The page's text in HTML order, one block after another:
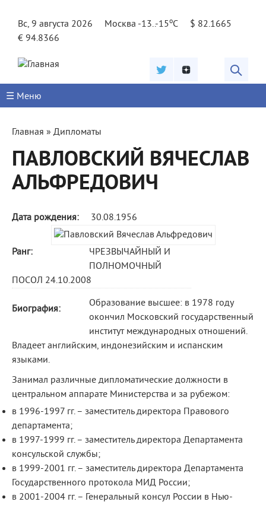
Вс, 9 августа 2026
Москва -13..-15oC
$ 82.1665
€ 94.8366
☰ Меню
Вы
здесь
Главная » Дипломаты
ПАВЛОВСКИЙ ВЯЧЕСЛАВ
АЛЬФРЕДОВИЧ
Дата рождения: 30.08.1956
Ранг:
ЧРЕЗВЫЧАЙНЫЙ И
ПОЛНОМОЧНЫЙ
ПОСОЛ 24.10.2008
Биография:
Образование высшее: в 1978 году
окончил Московский государственный
институт международных отношений.
Владеет английским, индонезийским и испанским
языками.
Занимал различные дипломатические должности в
центральном аппарате Министерства и за рубежом:
в 1996-1997 гг. – заместитель директора Правового
департамента;
в 1997-1999 гг. – заместитель директора Департамента
консульской службы;
в 1999-2001 гг. – заместитель директора Департамента
Государственного протокола МИД России;
в 2001-2004 гг. – Генеральный консул России в Нью-